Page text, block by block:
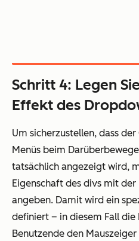
Schritt 4: Legen
Effekt des
Um sicherzustellen, dass
Menüs beim
tatsächlich angezeigt wird,
Eigenschaft des divs mit der
angeben. Damit wird ein
definiert – in diesem Fall die
Benutzende den